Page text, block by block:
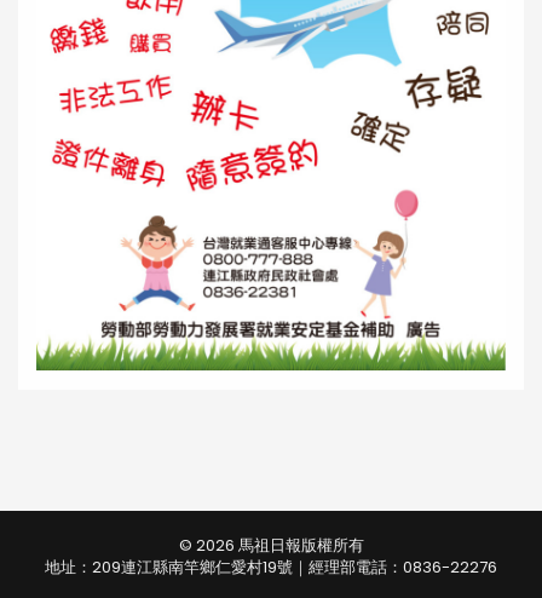
© 2026 馬祖日報版權所有
地址：209連江縣南竿鄉仁愛村19號｜經理部電話：0836-22276